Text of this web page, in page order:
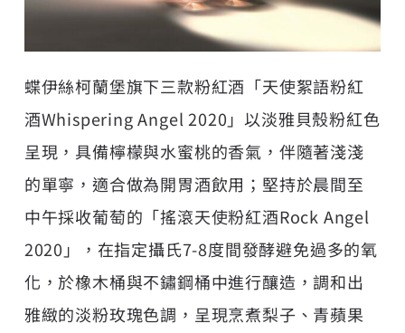
蝶伊絲柯蘭堡旗下三款粉紅酒「天使絮語粉紅
酒Whispering Angel 2020」以淡雅貝殼粉紅色
呈現，具備檸檬與水蜜桃的香氣，伴隨著淺淺
的單寧，適合做為開胃酒飲用；堅持於晨間至
中午採收葡萄的「搖滾天使粉紅酒Rock Angel
2020」，在指定攝氏7-8度間發酵避免過多的氧
化，於橡木桶與不鏽鋼桶中進行釀造，調和出
雅緻的淡粉玫瑰色調，呈現烹煮梨子、青蘋果